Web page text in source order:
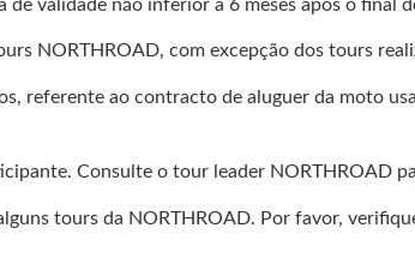
validade não inferior a 6 meses após o final
NORTHROAD, com excepção dos tours
referente ao contracto de aluguer da moto
Consulte o tour leader NORTHROAD
tours da NORTHROAD. Por favor,